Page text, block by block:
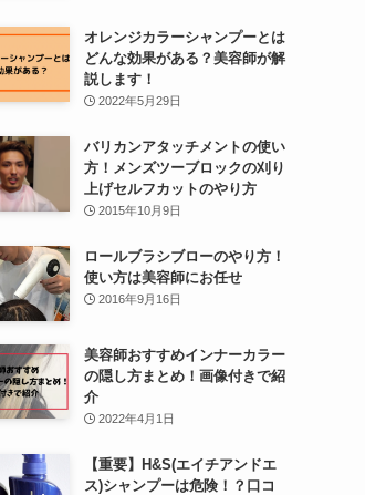
オレンジカラーシャンプーとは
どんな効果がある？美容師が解
説します！
2022年5月29日
バリカンアタッチメントの使い
方！メンズツーブロックの刈り
上げセルフカットのやり方
2015年10月9日
ロールブラシブローのやり方！
使い方は美容師にお任せ
2016年9月16日
美容師おすすめインナーカラー
の隠し方まとめ！画像付きで紹
介
2022年4月1日
【重要】H&S(エイチアンドエ
ス)シャンプーは危険！？口コ